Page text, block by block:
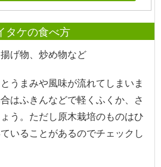
タケの食べ方
げ物、炒め物など
うまみや風味が流れてしまいま
はふきんなどで軽くふくか、さ
う。ただし原木栽培のものはひ
いることがあるのでチェックし